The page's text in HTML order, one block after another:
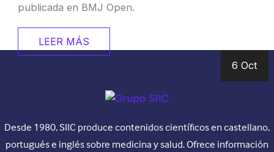
publicada en BMJ Open.
LEER MÁS
6 Oct
Desde 1980, SIIC produce contenidos científicos en castellano,
portugués e inglés sobre medicina y salud. Ofrece información